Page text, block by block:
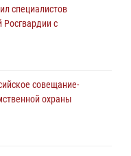
специалистов
Росгвардии с
совещание-
охраны